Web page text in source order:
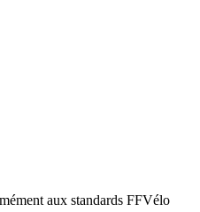
aux standards FFVélo